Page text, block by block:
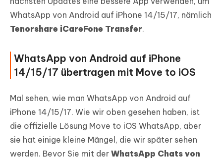
WhatsApp von Android auf iPhone 14/15/17, nämlich
Tenorshare iCareFone Transfer.
WhatsApp von Android auf iPhone
14/15/17 übertragen mit Move to iOS
Mal sehen, wie man WhatsApp von Android auf
iPhone 14/15/17. Wie wir oben gesehen haben, ist
die offizielle Lösung Move to iOS WhatsApp, aber
sie hat einige kleine Mängel, die wir später sehen
werden. Bevor Sie mit der WhatsApp Chats von